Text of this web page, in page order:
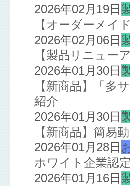
2026年02月19日
【オーダーメイ
2026年02月06日
【製品リニュー
2026年01月30日
【新商品】「多
紹介
2026年01月30日
【新商品】簡易
2026年01月28日
ホワイト企業認
2026年01月16日